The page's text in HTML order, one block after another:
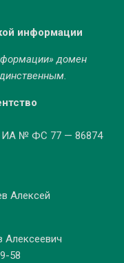
информации
домен
ИА № ФС 77 — 86874
Алексей
Алексеевич
58